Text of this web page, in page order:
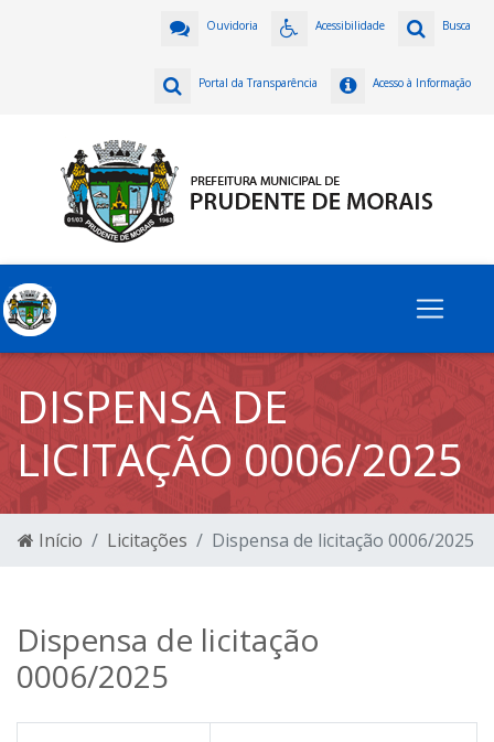
Busca
Acessibilidade
Ouvidoria
Acesso à Informação
Portal da Transparência
DISPENSA DE
LICITAÇÃO 0006/2025
Início Licitações Dispensa de licitação 0006/2025
Dispensa de licitação
0006/2025